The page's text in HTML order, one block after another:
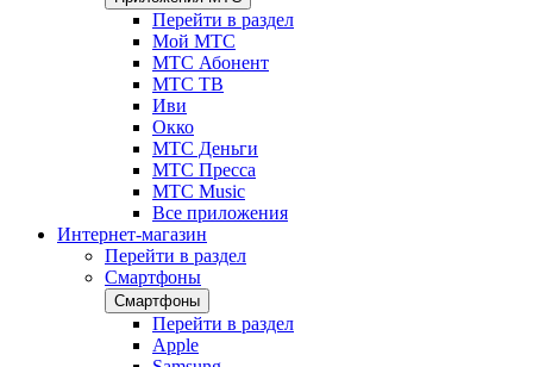
Перейти в раздел
Мой МТС
МТС Абонент
МТС ТВ
Иви
Окко
МТС Деньги
МТС Пресса
МТС Music
Все приложения
Интернет-магазин
Перейти в раздел
Смартфоны
Смартфоны
Перейти в раздел
Apple